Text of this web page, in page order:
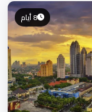
8 أيام